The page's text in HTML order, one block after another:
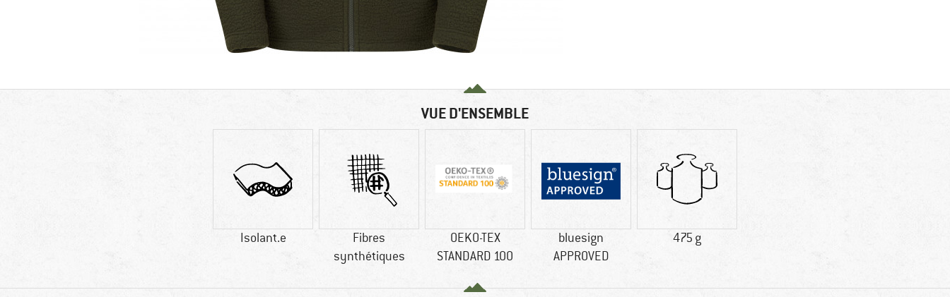
VUE D'ENSEMBLE
Isolant.e
Fibres
synthétiques
OEKO-TEX
STANDARD 100
bluesign
APPROVED
475 g